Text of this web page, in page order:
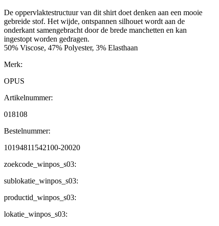
De oppervlaktestructuur van dit shirt doet denken aan een mooie
gebreide stof. Het wijde, ontspannen silhouet wordt aan de
onderkant samengebracht door de brede manchetten en kan
ingestopt worden gedragen.
50% Viscose, 47% Polyester, 3% Elasthaan
Merk:
OPUS
Artikelnummer:
018108
Bestelnummer:
10194811542100-20020
zoekcode_winpos_s03:
sublokatie_winpos_s03:
productid_winpos_s03:
lokatie_winpos_s03: